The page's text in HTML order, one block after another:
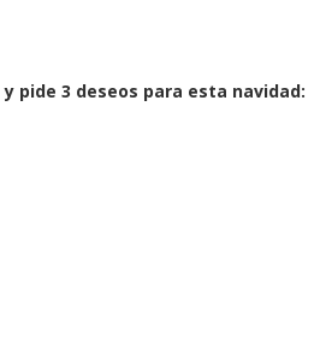
pide 3 deseos para esta navidad: